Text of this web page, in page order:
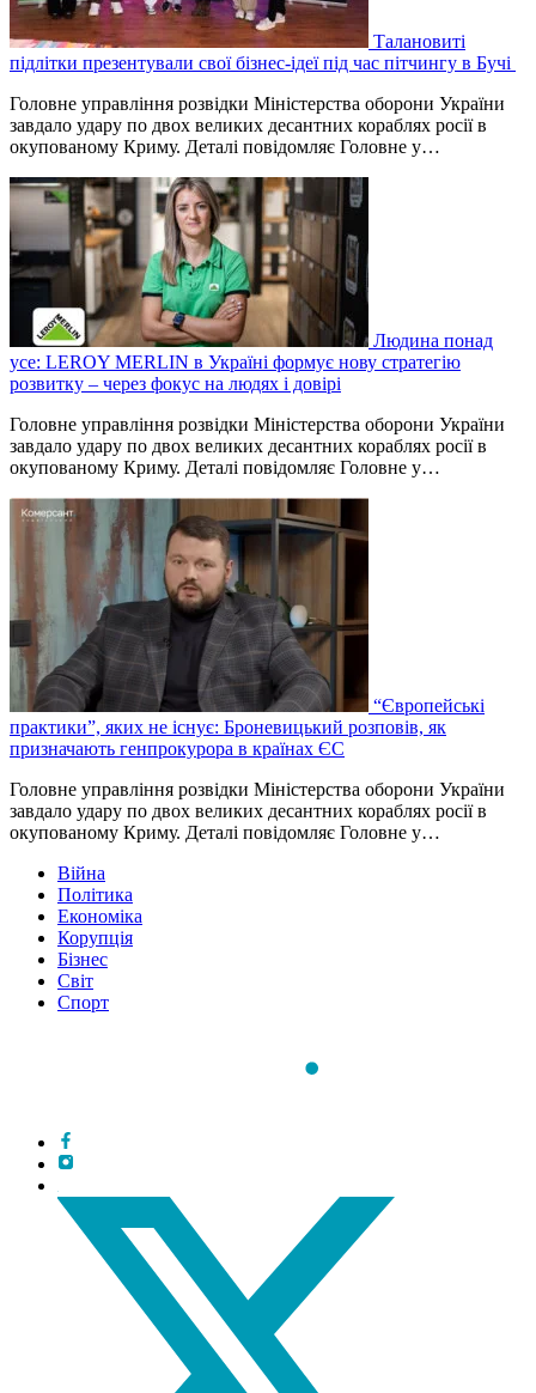
Талановиті
підлітки презентували свої бізнес-ідеї під час пітчингу в Бучі
Головне управління розвідки Міністерства оборони України
завдало удару по двох великих десантних кораблях росії в
окупованому Криму. Деталі повідомляє Головне у…
Людина понад
усе: LEROY MERLIN в Україні формує нову стратегію
розвитку – через фокус на людях і довірі
Головне управління розвідки Міністерства оборони України
завдало удару по двох великих десантних кораблях росії в
окупованому Криму. Деталі повідомляє Головне у…
“Європейські
практики”, яких не існує: Броневицький розповів, як
призначають генпрокурора в країнах ЄС
Головне управління розвідки Міністерства оборони України
завдало удару по двох великих десантних кораблях росії в
окупованому Криму. Деталі повідомляє Головне у…
Війна
Політика
Економіка
Корупція
Бізнес
Світ
Спорт